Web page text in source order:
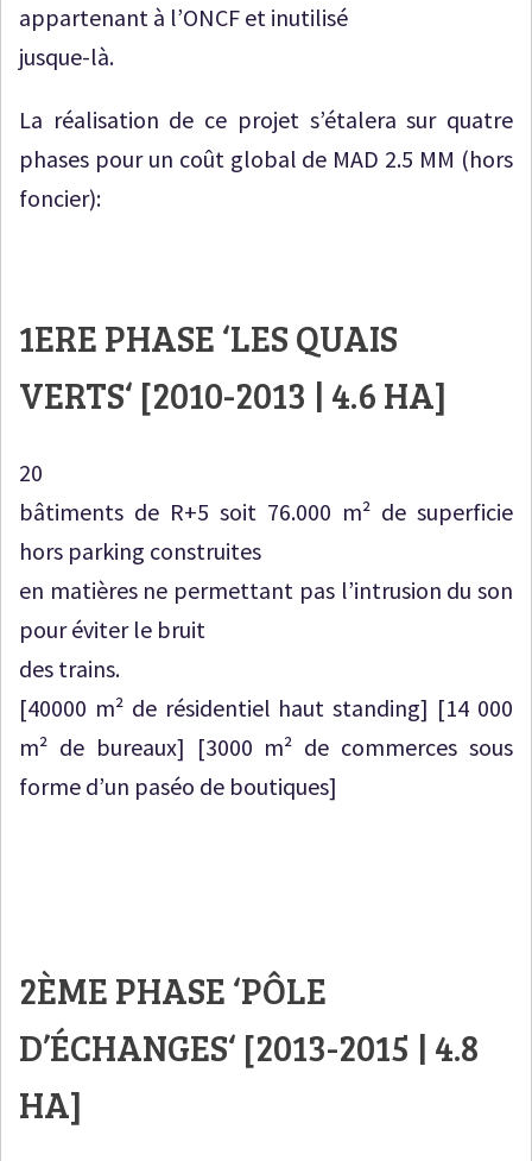
appartenant à l’ONCF et inutilisé
jusque-là.
La réalisation de ce projet s’étalera sur quatre
phases pour un coût global de MAD 2.5 MM (hors
foncier):
1ERE PHASE ‘LES QUAIS
VERTS‘ [2010-2013 | 4.6 HA]
20
bâtiments de R+5 soit 76.000 m² de superficie
hors parking construites
en matières ne permettant pas l’intrusion du son
pour éviter le bruit
des trains.
[40000 m² de résidentiel haut standing] [14 000
m² de bureaux] [3000 m² de commerces sous
forme d’un paséo de boutiques]
2ÈME PHASE ‘PÔLE
D’ÉCHANGES‘ [2013-2015 | 4.8
HA]